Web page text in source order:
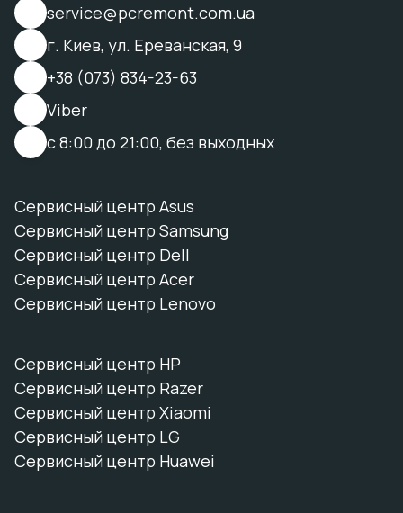
service@pcremont.com.ua
г. Киев, ул. Ереванская, 9
+38 (073) 834-23-63
Viber
с 8:00 до 21:00, без выходных
Сервисный центр Asus
Сервисный центр Samsung
Сервисный центр Dell
Сервисный центр Acer
Сервисный центр Lenovo
Сервисный центр HP
Сервисный центр Razer
Сервисный центр Xiaomi
Сервисный центр LG
Сервисный центр Huawei